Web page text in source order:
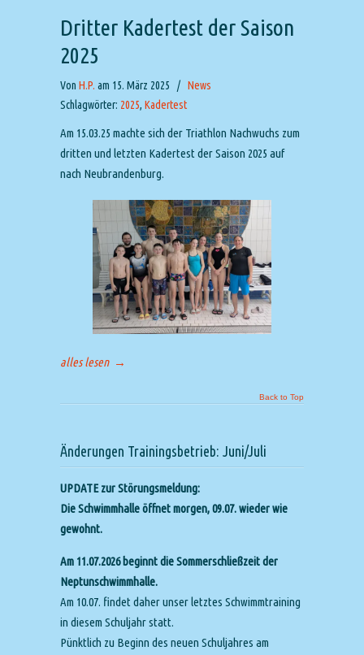
Dritter Kadertest der Saison
2025
Von H.P. am 15. März 2025 / News
Schlagwörter: 2025, Kadertest
Am 15.03.25 machte sich der Triathlon Nachwuchs zum
dritten und letzten Kadertest der Saison 2025 auf
nach Neubrandenburg.
alles lesen →
Back to Top
Änderungen Trainingsbetrieb: Juni/Juli
UPDATE zur Störungsmeldung:
Die Schwimmhalle öffnet morgen, 09.07. wieder wie
gewohnt.
Am 11.07.2026 beginnt die Sommerschließzeit der
Neptunschwimmhalle.
Am 10.07. findet daher unser letztes Schwimmtraining
in diesem Schuljahr statt.
Pünktlich zu Beginn des neuen Schuljahres am